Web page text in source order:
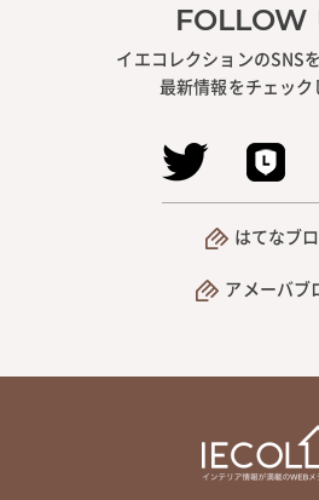
FOLLOW
イエコレクションのSNS
最新情報をチェック
はてなブ
アメーバブ